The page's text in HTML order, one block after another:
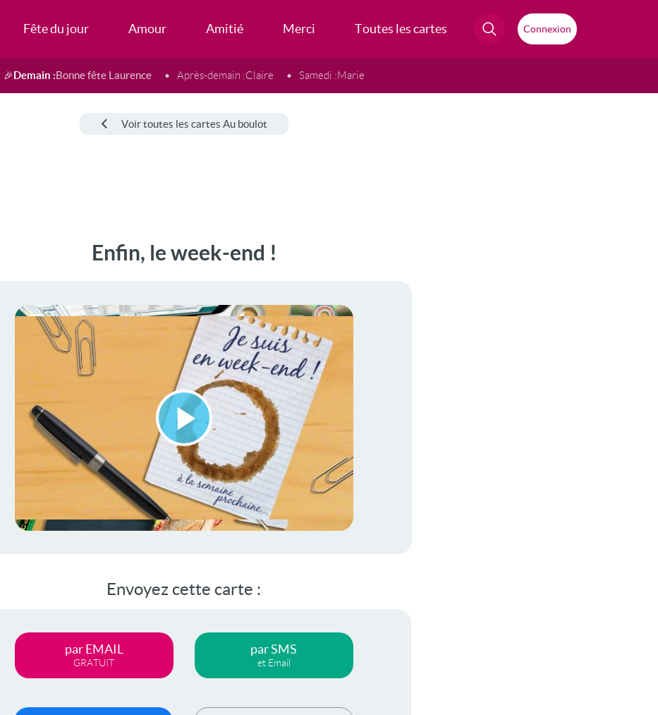
Fête du jour Amour Amitié Merci Toutes les cartes Connexion
🎉Demain :Bonne fête Laurence Après-demain :Claire Samedi :Marie
Voir toutes les cartes Au boulot
Enfin, le week-end !
Lire
la
Envoyez cette carte :
par EMAIL
GRATUIT
par SMS
et Email